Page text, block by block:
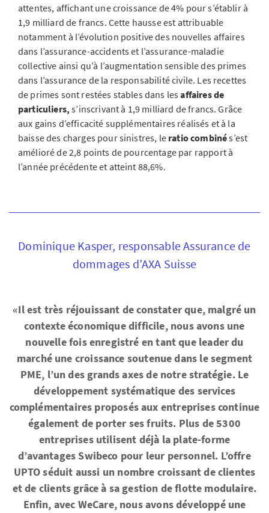
attentes, affichant une croissance de 4% pour s’établir à
1,9 milliard de francs. Cette hausse est attribuable
notamment à l’évolution positive des nouvelles affaires
dans l’assurance-accidents et l’assurance-maladie
collective ainsi qu’à l’augmentation sensible des primes
dans l’assurance de la responsabilité civile. Les recettes
de primes sont restées stables dans lesaffaires de
particuliers, s’inscrivant à 1,9 milliard de francs. Grâce
aux gains d’efficacité supplémentaires réalisés et à la
baisse des charges pour sinistres, le ratio combinés’est
amélioré de 2,8 points de pourcentage par rapport à
l’année précédente et atteint 88,6%.
Dominique Kasper, responsable Assurance de
dommages d’AXA Suisse
«Il est très réjouissant de constater que, malgré un
contexte économique difficile, nous avons une
nouvelle fois enregistré en tant que leader du
marché une croissance soutenue dans le segment
PME, l’un des grands axes de notre stratégie. Le
développement systématique des services
complémentaires proposés aux entreprises continue
également de porter ses fruits. Plus de 5300
entreprises utilisent déjà la plate-forme
d’avantages Swibeco pour leur personnel. L’offre
UPTO séduit aussi un nombre croissant de clientes
et de clients grâce à sa gestion de flotte modulaire.
Enfin, avec WeCare, nous avons développé une